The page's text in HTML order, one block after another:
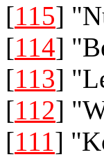
[115]
[114]
[113]
[112]
[111]